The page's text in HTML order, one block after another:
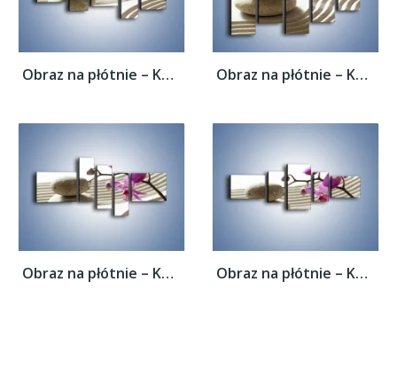
Obraz na płótnie – Kamień piasek i kwiat –... Obraz na płótnie – Kamień piasek i kwiat –...
Obraz na płótnie – Kamień piasek i kwiat –... Obraz na płótnie – Kamień piasek i kwiat –...